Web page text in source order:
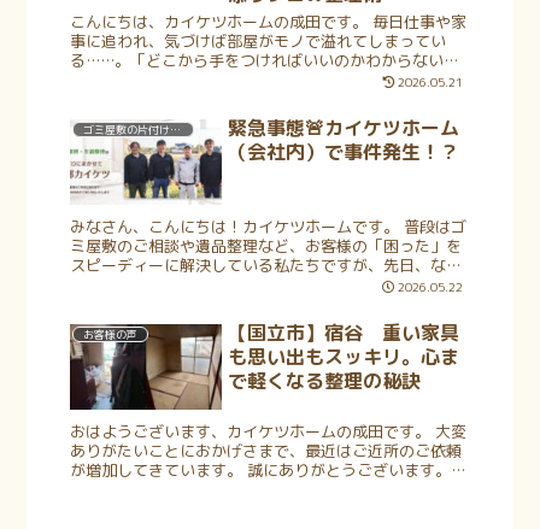
こんにちは、カイケツホームの成田です。 毎日仕事や家
事に追われ、気づけば部屋がモノで溢れてしまってい
る……。「どこから手をつければいいのかわからない」
「業者を呼ぶのも恥ずかしい」と、一人で悩みを抱え込
2026.05.21
ゴミ屋敷の片付け・清掃
緊急事態🚨カイケツホーム
（会社内）で事件発生！？
みなさん、こんにちは！カイケツホームです。 普段はゴ
ミ屋敷のご相談や遺品整理など、お客様の「困った」を
スピーディーに解決している私たちですが、先日、なん
と社内（自社オフィス）で予想外のハプニングが発生し
2026.05.22
お客様の声
【国立市】宿谷 重い家具
も思い出もスッキリ。心ま
で軽くなる整理の秘訣
おはようございます、カイケツホームの成田です。 大変
ありがたいことにおかげさまで、最近はご近所のご依頼
が増加してきています。 誠にありがとうございます。